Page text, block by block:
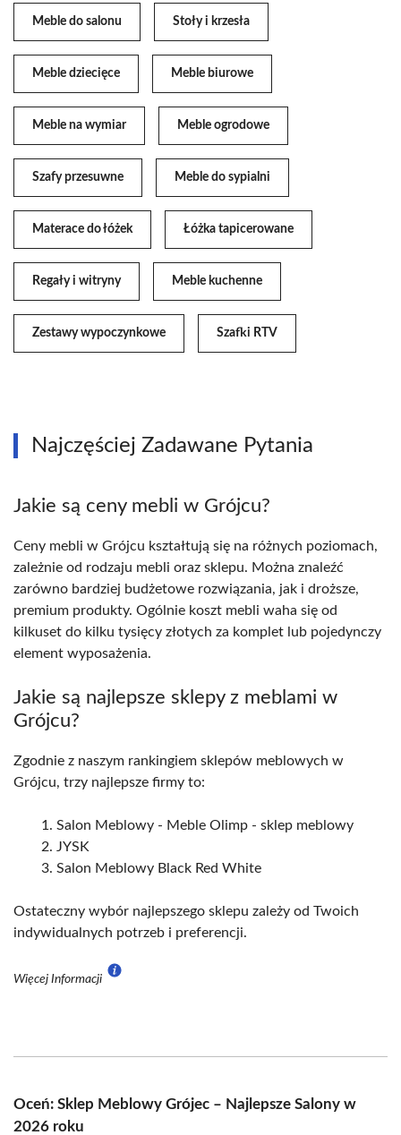
Meble do salonu Stoły i krzesła
Meble dziecięce Meble biurowe
Meble na wymiar Meble ogrodowe
Szafy przesuwne Meble do sypialni
Materace do łóżek Łóżka tapicerowane
Regały i witryny Meble kuchenne
Zestawy wypoczynkowe Szafki RTV
Najczęściej Zadawane Pytania
Jakie są ceny mebli w Grójcu?
Ceny mebli w Grójcu kształtują się na różnych poziomach,
zależnie od rodzaju mebli oraz sklepu. Można znaleźć
zarówno bardziej budżetowe rozwiązania, jak i droższe,
premium produkty. Ogólnie koszt mebli waha się od
kilkuset do kilku tysięcy złotych za komplet lub pojedynczy
element wyposażenia.
Jakie są najlepsze sklepy z meblami w
Grójcu?
Zgodnie z naszym rankingiem sklepów meblowych w
Grójcu, trzy najlepsze firmy to:
Salon Meblowy - Meble Olimp - sklep meblowy
JYSK
Salon Meblowy Black Red White
Ostateczny wybór najlepszego sklepu zależy od Twoich
indywidualnych potrzeb i preferencji.
Więcej Informacji
Oceń: Sklep Meblowy Grójec – Najlepsze Salony w
2026 roku